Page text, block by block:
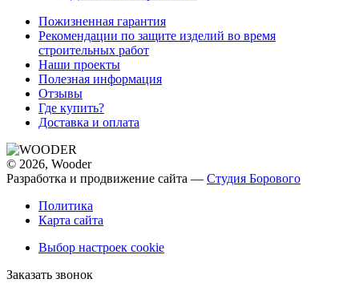
Пожизненная гарантия
Рекомендации по защите изделий во время
строительных работ
Наши проекты
Полезная информация
Отзывы
Где купить?
Доставка и оплата
© 2026, Wooder
Разработка и продвижение сайта — Студия Борового
Политика
Карта сайта
Выбор настроек cookie
Заказать звонок